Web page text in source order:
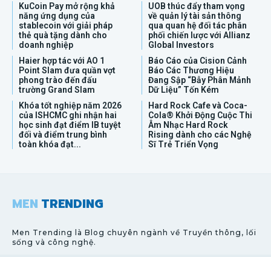
KuCoin Pay mở rộng khả
năng ứng dụng của
stablecoin với giải pháp
thẻ quà tặng dành cho
doanh nghiệp
UOB thúc đẩy tham vọng
về quản lý tài sản thông
qua quan hệ đối tác phân
phối chiến lược với Allianz
Global Investors
Haier hợp tác với AO 1
Point Slam đưa quần vợt
phong trào đến đấu
trường Grand Slam
Báo Cáo của Cision Cảnh
Báo Các Thương Hiệu
Đang Sập “Bẫy Phân Mảnh
Dữ Liệu” Tốn Kém
Khóa tốt nghiệp năm 2026
của ISHCMC ghi nhận hai
học sinh đạt điểm IB tuyệt
đối và điểm trung bình
toàn khóa đạt...
Hard Rock Cafe và Coca-
Cola® Khởi Động Cuộc Thi
Âm Nhạc Hard Rock
Rising dành cho các Nghệ
Sĩ Trẻ Triển Vọng
MEN TRENDING
Men Trending là Blog chuyên ngành về Truyền thông, lối
sống và công nghệ.